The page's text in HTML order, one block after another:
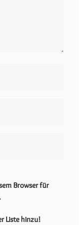
Browser für
Liste hinzu!